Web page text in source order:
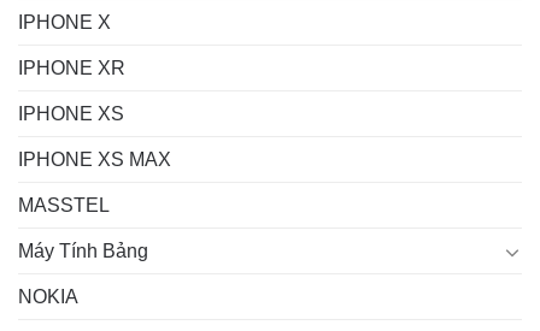
IPHONE X
IPHONE XR
IPHONE XS
IPHONE XS MAX
MASSTEL
Máy Tính Bảng
NOKIA